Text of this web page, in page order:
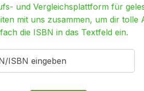
und Vergleichsplattform für
mit uns zusammen, um dir tolle
die ISBN in das Textfeld ein.